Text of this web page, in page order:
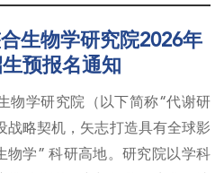
生物学研究院2026年
预报名通知
物学研究院（以下简称“代谢研
战略契机，矢志打造具有全球影
物学” 科研高地。研究院以学科